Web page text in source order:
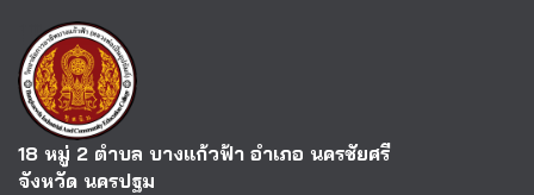
18 หมู่ 2 ตำบล บางแก้วฟ้า อำเภอ นครชัยศรี
จังหวัด นครปฐม